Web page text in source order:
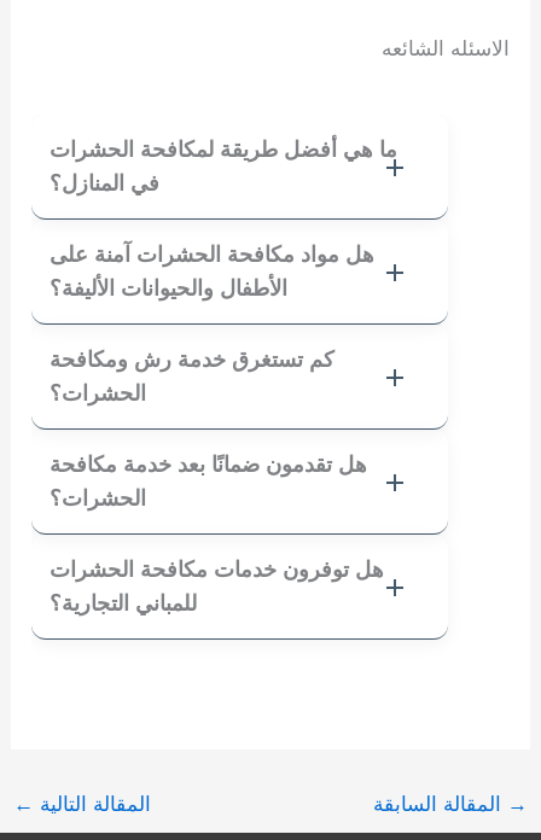
الاسئله الشائعه
ما هي أفضل طريقة لمكافحة الحشرات
في المنازل؟
هل مواد مكافحة الحشرات آمنة على
الأطفال والحيوانات الأليفة؟
كم تستغرق خدمة رش ومكافحة
الحشرات؟
هل تقدمون ضمانًا بعد خدمة مكافحة
الحشرات؟
هل توفرون خدمات مكافحة الحشرات
للمباني التجارية؟
→ المقالة السابقة المقالة التالية ←